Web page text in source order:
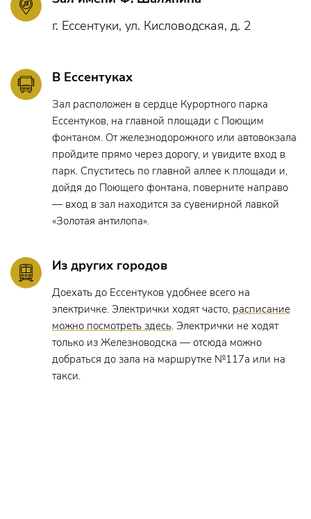
Первый мальчик –
Третий мальчик –Олеся Гурова
Жрецы – Филармонический хор им. В.И.Сафонова
Слуги – артисты миманса Евгения Тищенко, Дарина
Темирбулатова, Марина Кузнецова
Творческий состав:
международных конкурсов, главный дирижер
оркестраНиколай Цинман
Режиссёр-постановщик
Сценография– Карлос Пардо Гомес (Испания)
Художник по костюмам–
Карлос Пардо
(Испания)
г. Ессентуки, ул. Кисловодская, д. 2
В Ессентуках
Зал расположен в сердце Курортного парка
Ессентуков, на главной площади с Поющим
фонтаном. От железнодорожного или автовокзала
пройдите прямо через дорогу, и увидите вход в
парк. Спуститесь по главной аллее к площади и,
дойдя до Поющего фонтана, поверните направо
— вход в зал находится за сувенирной лавкой
«Золотая антилопа».
Из других городов
Доехать до Ессентуков удобнее всего на
электричке. Электрички ходят часто, расписание
можно посмотреть здесь. Электрички не ходят
только из Железноводска — отсюда можно
добраться до зала на маршрутке №117а или на
такси.